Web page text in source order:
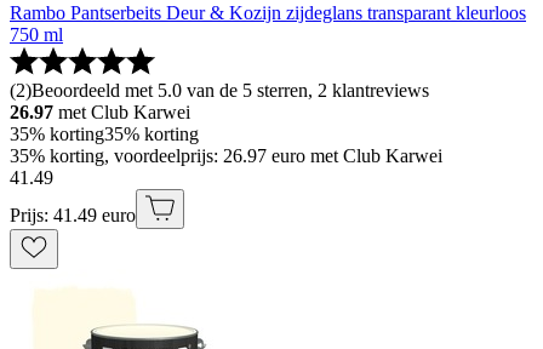
Rambo Pantserbeits Deur & Kozijn zijdeglans transparant kleurloos
750 ml
(2)Beoordeeld met 5.0 van de 5 sterren, 2 klantreviews
26.97 met Club Karwei
35% korting35% korting
35% korting, voordeelprijs: 26.97 euro met Club Karwei
41 .49
Prijs: 41.49 euro